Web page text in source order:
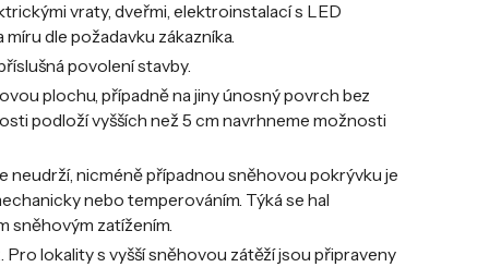
vraty, dveřmi, elektroinstalací s LED
dle požadavku zákazníka.
povolení stavby.
plochu, případně na jiny únosný povrch bez
podloží vyšších než 5 cm navrhneme možnosti
neudrží, nicméně případnou sněhovou pokrývku je
nebo temperováním. Týká se hal
sněhovým zatížením.
lokality s vyšší sněhovou zátěží jsou připraveny